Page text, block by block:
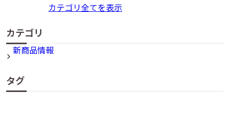
カテゴリ全てを表示
カテゴリ
新商品情報
タグ